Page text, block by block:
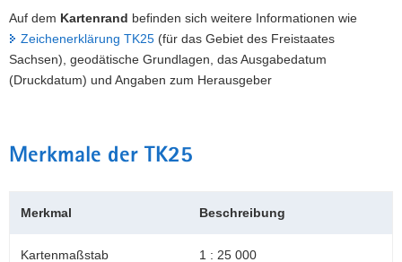
Auf dem Kartenrand befinden sich weitere Informationen wie
Zeichenerklärung TK25 (für das Gebiet des Freistaates
Sachsen), geodätische Grundlagen, das Ausgabedatum
(Druckdatum) und Angaben zum Herausgeber
Merkmale der TK25
Merkmal Beschreibung
Kartenmaßstab 1 : 25 000